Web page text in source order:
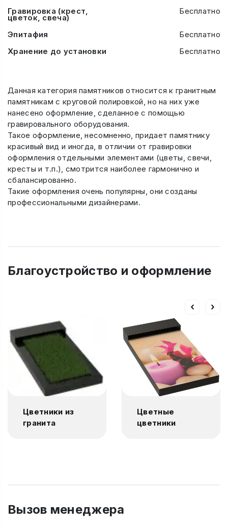
Гравировка (крест,
цветок, свеча)
Бесплатно
Эпитафия
Бесплатно
Хранение до установки
Бесплатно
Данная категория памятников относится к гранитным
памятникам с круговой полировкой, но на них уже
нанесено оформление, сделанное с помощью
гравировального оборудования.
Такое оформление, несомненно, придает памятнику
красивый вид и иногда, в отличии от гравировки
оформления отдельными элементами (цветы, свечи,
кресты и т.п.), смотрится наиболее гармонично и
сбалансированно.
Такие оформления очень популярны, они созданы
профессиональными дизайнерами.
Благоустройство и оформление
Цветники из
гранита
Цветные
цветники
Вызов менеджера